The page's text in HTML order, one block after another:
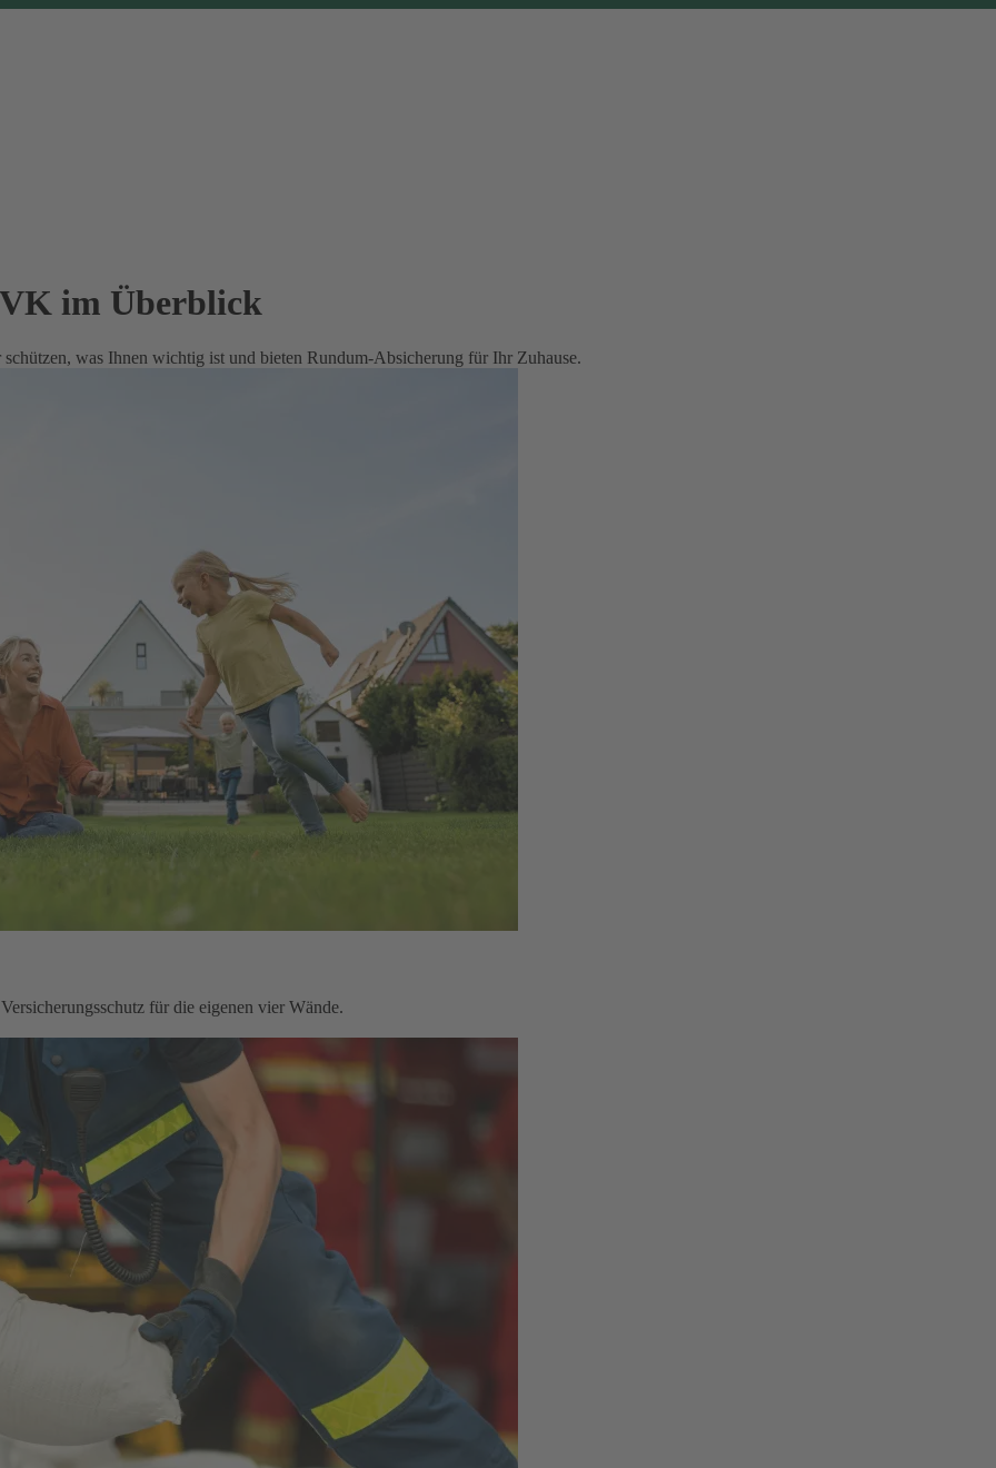
im Überblick
was Ihnen wichtig ist und bieten Rundum-Absicherung für Ihr Zuhause.
für die eigenen vier Wände.